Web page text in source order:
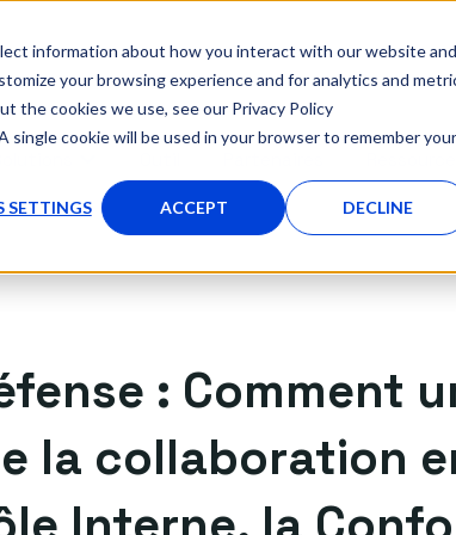
information about how you interact with our website and
your browsing experience and for analytics and
the cookies we use, see our Privacy Policy
cookie will be used in your browser to remember your
SETTINGS ACCEPT DECLINE
: Comment
la collaboration